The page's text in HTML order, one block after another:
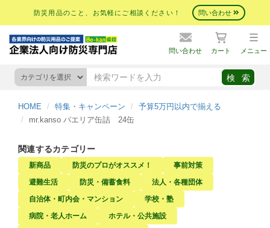
防災用品のこと、お気軽にご相談ください！ 問い合わせ
問い合わせ カート メニュー
HOME 特集・キャンペーン
予算5万円以内で揃える
mr.kanso パエリア缶詰 24缶
関連するカテゴリー
新商品 防災のプロがオススメ！
事前対策
避難生活
防災・備蓄食料
法人・各種団体
自治体・町内会・マンション
学校・塾
病院・老人ホーム
ホテル・公共施設